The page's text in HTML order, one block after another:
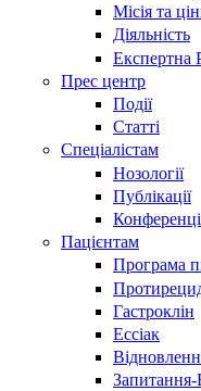
Місія та
Діяльність
Експертна
Прес центр
Події
Статті
Спеціалістам
Нозології
Публікації
Пацієнтам
Програма
Гастроклін
Ессіак
Запитання-